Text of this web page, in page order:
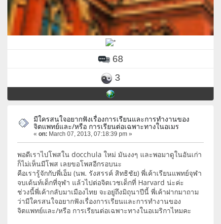
68
3
มีใครสนใจอยากฟังเรื่องการเรียนและการทำงานของ
จิตแพทย์และ/หรือ การเรียนต่อเฉพาะทางในอเมร
« on: March 07, 2013, 07:18:39 pm »
พอดีเราไปโพสใน docchula ใหม่ มันงงๆ และพอมาดูในอันเก่า
ก็ไม่เห็นมีโพส เลยขอโพสอีกรอบนะ
คือเรารู้จักกับพี่เอ็ม (นพ. รังสรรค์ สิทธิชัย) พี่เค้าเรียนแพทย์จุฬา
จบเด้นท์เด็กที่จุฬา แล้วไปต่อจิตเวชเด็กที่ Harvard น่ะค่ะ
ช่วงนี้พี่เค้ากลับมาเมืองไทย จะอยู่ถึงมิถุนาปีนี้ พี่เค้าฝากมาถาม
ว่ามีใครสนใจอยากฟังเรื่องการเรียนและการทำงานของ
จิตแพทย์และ/หรือ การเรียนต่อเฉพาะทางในอเมริกาไหมคะ